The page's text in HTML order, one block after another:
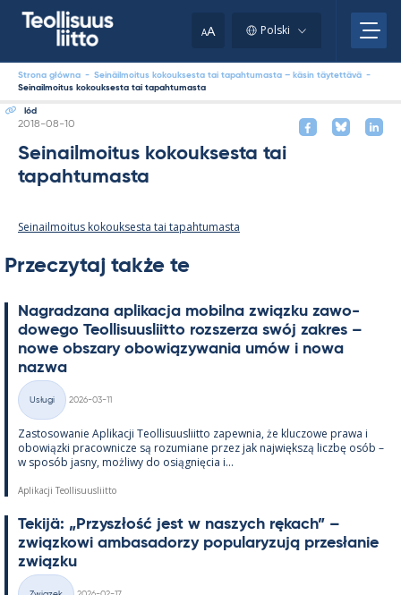
AA Polski
Strona główna - Seinäilmoitus kokouksesta tai tapahtumasta – käsin täytettävä -
Seinailmoitus kokouksesta tai tapahtumasta
lód
Kirjoitettu
2018-08-10
Seinailmoitus kokouksesta tai
tapahtumasta
Seinailmoitus kokouksesta tai tapahtumasta
Przeczytaj także te
Na­gradzana apli­kacja mo­bilna związku zawo­
dowego Teol­li­suus­liitto rozszerza swój za­kres –
nowe obszary obowiązywa­nia umów i nowa
nazwa
Kategorie
Usługi
2026-03-11
Zas­to­sowa­nie Apli­kacji Teol­li­suus­liitto za­pew­nia, że kluczowe prawa i
obowiązki pracow­nicze są rozu­miane przez jak największą liczbę osób –
w sposób jasny, moż­liwy do osiąg­nięcia i...
Aplikacji Teollisuusliitto
Te­kijä: „Przyszłość jest w naszych rę­kach” –
związ­kowi am­ba­sa­dorzy po­pu­la­ryzują przesła­nie
związku